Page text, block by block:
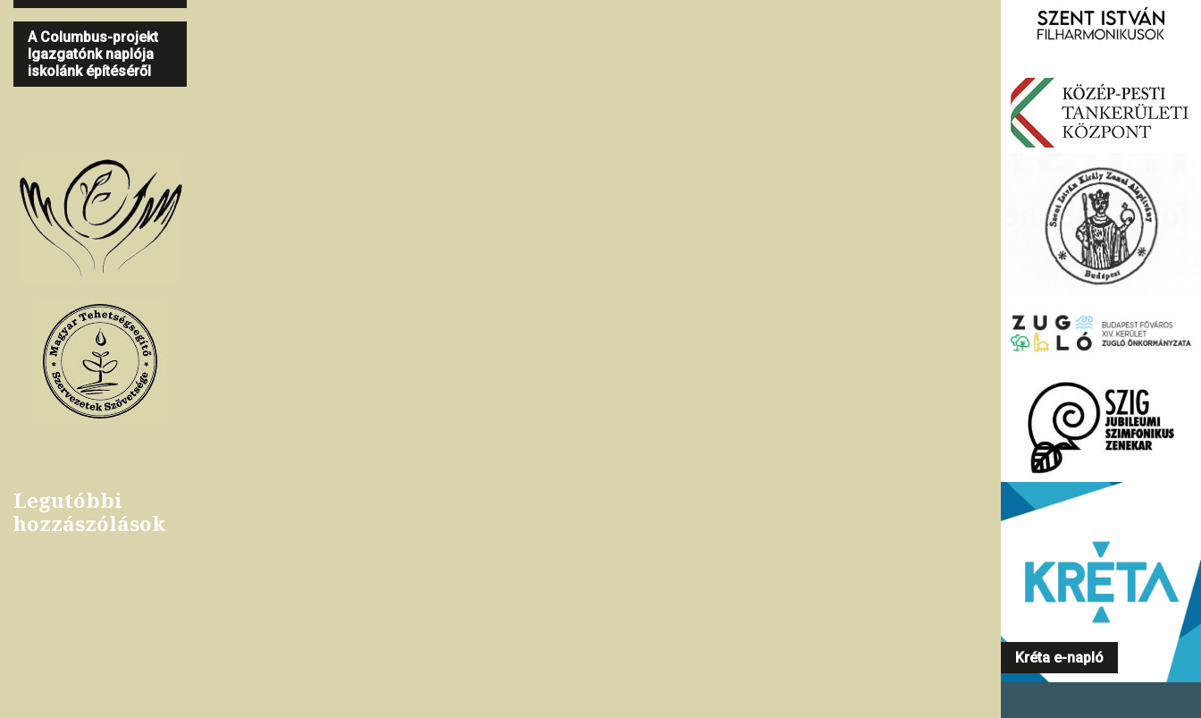
A Columbus-projekt
Igazgatónk naplója
iskolánk építéséről
Legutóbbi
hozzászólások
Kréta e-napló